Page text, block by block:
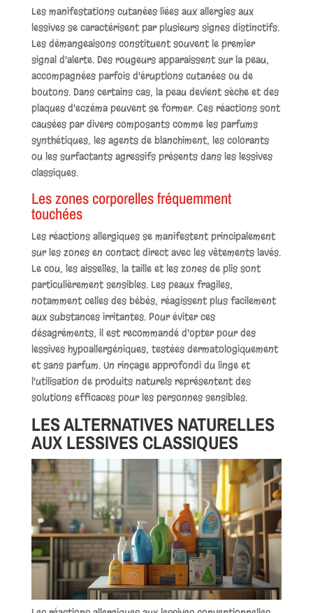
Les manifestations cutanées liées aux allergies aux
lessives se caractérisent par plusieurs signes distinctifs.
Les démangeaisons constituent souvent le premier
signal d'alerte. Des rougeurs apparaissent sur la peau,
accompagnées parfois d'éruptions cutanées ou de
boutons. Dans certains cas, la peau devient sèche et des
plaques d'eczéma peuvent se former. Ces réactions sont
causées par divers composants comme les parfums
synthétiques, les agents de blanchiment, les colorants
ou les surfactants agressifs présents dans les lessives
classiques.
Les zones corporelles fréquemment
touchées
Les réactions allergiques se manifestent principalement
sur les zones en contact direct avec les vêtements lavés.
Le cou, les aisselles, la taille et les zones de plis sont
particulièrement sensibles. Les peaux fragiles,
notamment celles des bébés, réagissent plus facilement
aux substances irritantes. Pour éviter ces
désagréments, il est recommandé d'opter pour des
lessives hypoallergéniques, testées dermatologiquement
et sans parfum. Un rinçage approfondi du linge et
l'utilisation de produits naturels représentent des
solutions efficaces pour les personnes sensibles.
LES ALTERNATIVES NATURELLES
AUX LESSIVES CLASSIQUES